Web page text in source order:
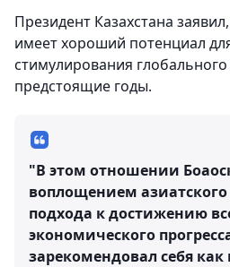
Президент Казахстана
имеет хороший потенциал
стимулирования
предстоящие годы.
"В этом отношении
воплощением
подхода к достижению
экономического
зарекомендовал себя